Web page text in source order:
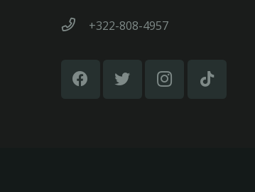
+322-808-4957